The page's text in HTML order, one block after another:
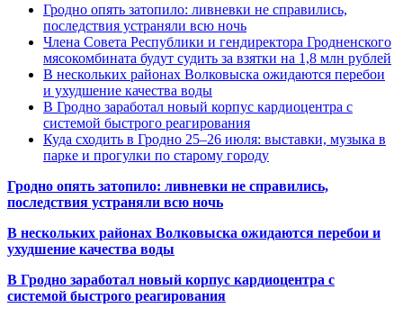
Гродно опять затопило: ливневки не справились,
последствия устраняли всю ночь
Члена Совета Республики и гендиректора Гродненского
мясокомбината будут судить за взятки на 1,8 млн рублей
В нескольких районах Волковыска ожидаются перебои
и ухудшение качества воды
В Гродно заработал новый корпус кардиоцентра с
системой быстрого реагирования
Куда сходить в Гродно 25–26 июля: выставки, музыка в
парке и прогулки по старому городу
Гродно опять затопило: ливневки не справились,
последствия устраняли всю ночь
В нескольких районах Волковыска ожидаются перебои и
ухудшение качества воды
В Гродно заработал новый корпус кардиоцентра с
системой быстрого реагирования